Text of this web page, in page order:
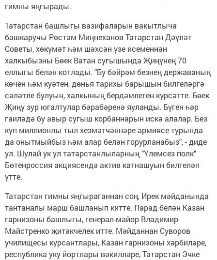
гимны яңгырады.
Татарстан башлыгы вазифаларын вакытлыча
башкаручы Рөстәм Миңнеханов Татарстан Дәүләт
Советы, хөкүмәт һәм шәхсән үзе исеменнән
халкыбызны Бөек Ватан сугышында Җиңүнең 70
еллыгы белән котлады. "Бу бәйрәм безнең державаның
көчен һәм куәтен, дөнья тарихы барышын билгеләргә
сәләтле булуын, халкының бердәмлеген күрсәтте. Бөек
Җиңү зур югалтулар бәрабәренә яуланды. Бүген һәр
гаиләдә бу авыр сугыш корбаннарын искә алалар. Без
күп миллионлы тыл хезмәтчәннәре армиясе турында
да онытмыйбыз һәм алар белән горурланабыз", - диде
ул. Шулай ук ул татарстанлыларның "Үлемсез полк"
Бөтенроссия акциясендә актив катнашуын билгеләп
үтте.
Татарстан гимны яңгыраганнан соң, Ирек мәйданында
тантаналы марш башланып китте. Парад белән Казан
гарнизоны башлыгы, генерал-майор Владимир
Майстренко җитәкчелек итте. Мәйданнан Суворов
училищесы курсантлары, Казан гарнизоны хәрбиләре,
республика уку йортлары вәкилләре, Татарстан Эчке